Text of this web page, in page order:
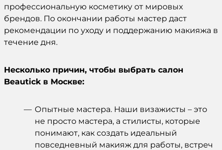
профессиональную косметику от мировых
брендов. По окончании работы мастер даст
рекомендации по уходу и поддержанию макияжа в
течение дня.
Несколько причин, чтобы выбрать салон
Beautick в Москве:
Опытные мастера. Наши визажисты – это
не просто мастера, а стилисты, которые
понимают, как создать идеальный
повседневный макияж для работы, встреч